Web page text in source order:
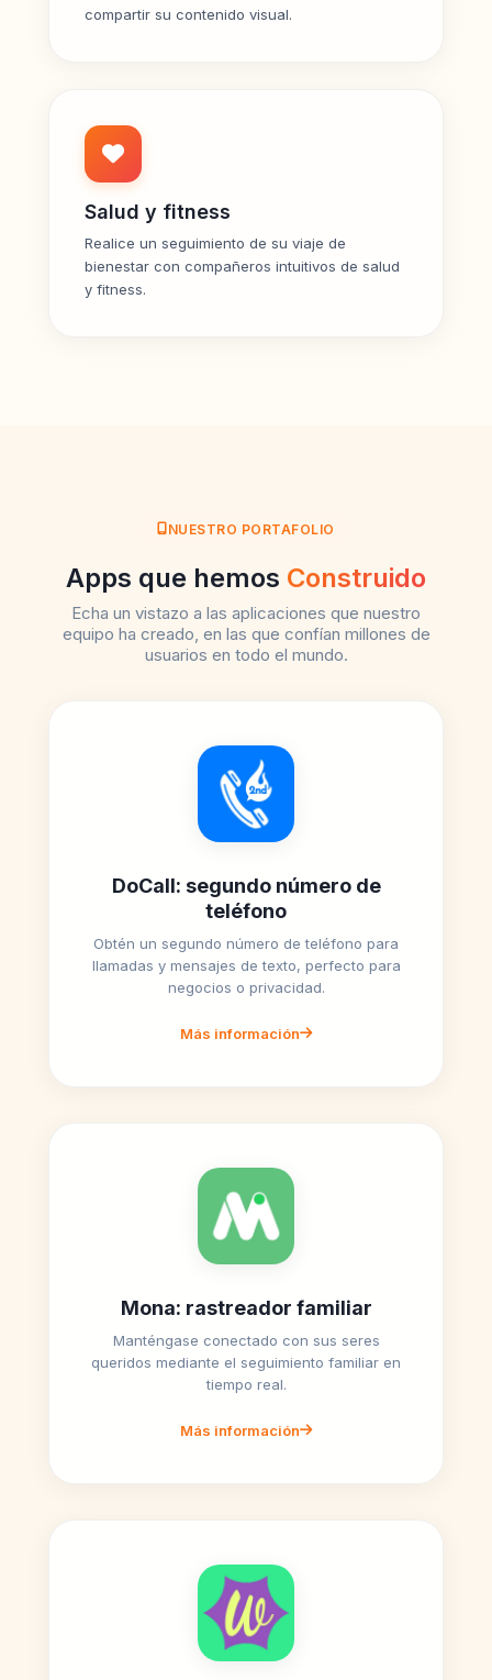
compartir su contenido visual.
Salud y fitness
Realice un seguimiento de su viaje de
bienestar con compañeros intuitivos de salud
y fitness.
NUESTRO PORTAFOLIO
Apps que hemos Construido
Echa un vistazo a las aplicaciones que nuestro
equipo ha creado, en las que confían millones de
usuarios en todo el mundo.
DoCall: segundo número de
teléfono
Obtén un segundo número de teléfono para
llamadas y mensajes de texto, perfecto para
negocios o privacidad.
Más información
Mona: rastreador familiar
Manténgase conectado con sus seres
queridos mediante el seguimiento familiar en
tiempo real.
Más información